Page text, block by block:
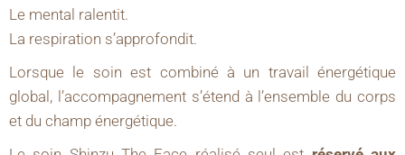
Le mental ralentit.
La respiration s’approfondit.
Lorsque le soin est combiné à un travail énergétique
global, l’accompagnement s’étend à l’ensemble du corps
et du champ énergétique.